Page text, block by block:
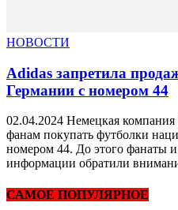
НОВОСТИ
Adidas запретила
Германии с номером 44
02.04.2024 Немецкая
фанам покупать футболки
номером 44. До этого фанаты и
информации обратили
САМОЕ ПОПУЛЯРНОЕ